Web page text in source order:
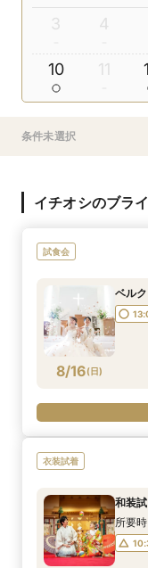
3 4
10 11
条件未選択
イチオシのブラ
試食会
8/16(日)
ベル
衣装試着
和装
所要